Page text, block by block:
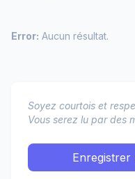
Error: Aucun résultat.
Soyez courtois et
Vous serez lu par des
Enregistrer